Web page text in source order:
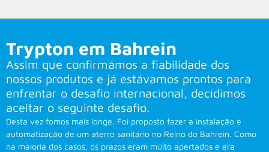
Trypton em Bahrein
Assim que confirmámos a fiabilidade dos
nossos produtos e já estávamos prontos para
enfrentar o desafio internacional, decidimos
aceitar o seguinte desafio.
Desta vez fomos mais longe. Foi proposto fazer a instalação e
automatização de um aterro sanitário no Reino do Bahrein. Como
na maioria dos casos, os prazos eram muito apertados e era